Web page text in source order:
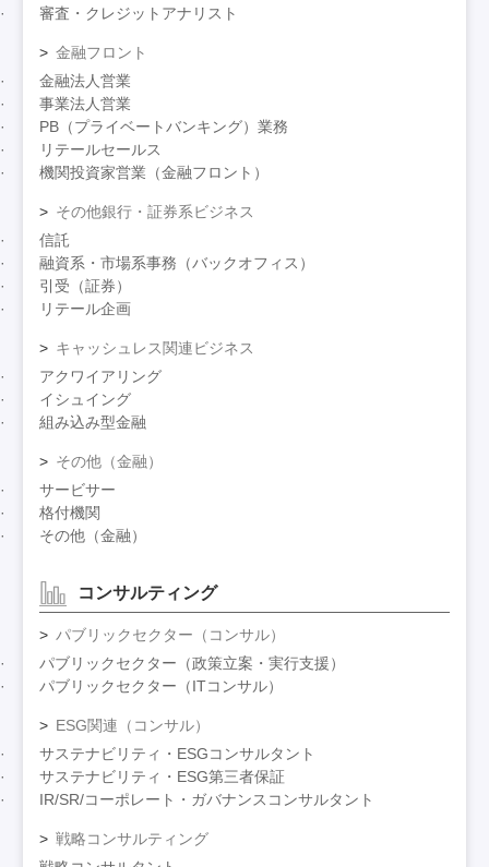
審査・クレジットアナリスト
金融フロント
金融法人営業
事業法人営業
PB（プライベートバンキング）業務
リテールセールス
機関投資家営業（金融フロント）
その他銀行・証券系ビジネス
信託
融資系・市場系事務（バックオフィス）
引受（証券）
リテール企画
キャッシュレス関連ビジネス
アクワイアリング
イシュイング
組み込み型金融
その他（金融）
サービサー
格付機関
その他（金融）
コンサルティング
パブリックセクター（コンサル）
パブリックセクター（政策立案・実行支援）
パブリックセクター（ITコンサル）
ESG関連（コンサル）
サステナビリティ・ESGコンサルタント
サステナビリティ・ESG第三者保証
IR/SR/コーポレート・ガバナンスコンサルタント
戦略コンサルティング